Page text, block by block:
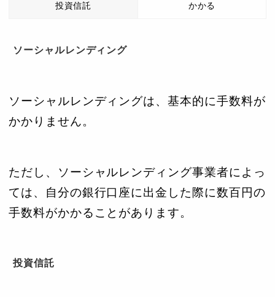
投資信託 かかる
ソーシャルレンディング
ソーシャルレンディングは、基本的に手数料が
かかりません。
ただし、ソーシャルレンディング事業者によっ
ては、自分の銀行口座に出金した際に数百円の
手数料がかかることがあります。
投資信託